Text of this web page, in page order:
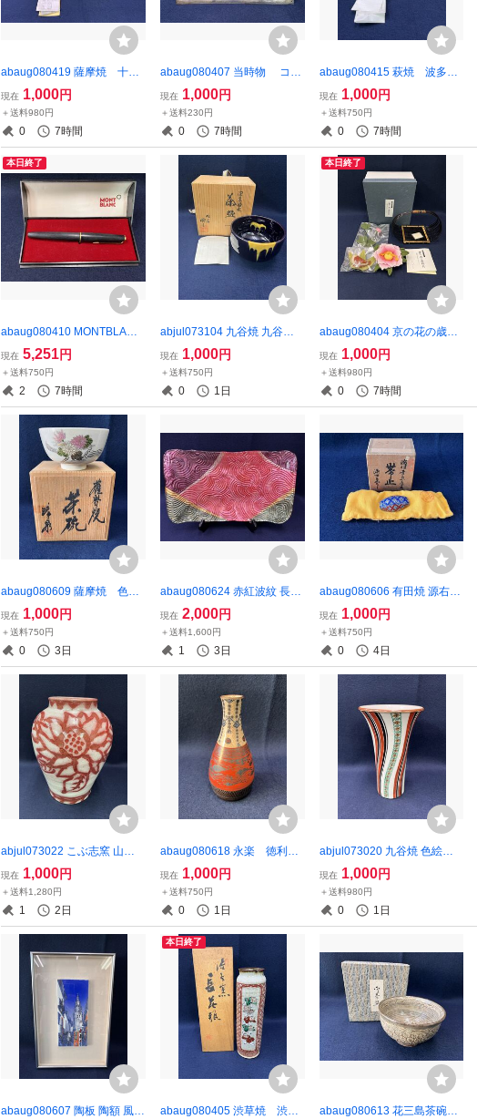
abaug080419 薩摩焼 十五
代 沈寿官 青釉 麦酒杯 酒器
陶芸
現在 1,000円
＋送料980円
0 7時間
abaug080407 当時物 コレ
クション レトロ 紀念
置物
現在 1,000円
＋送料230円
0 7時間
abaug080415 萩焼 波多野
善蔵 萩湯呑 茶道具 夫婦湯呑
現在 1,000円
＋送料750円
0 7時間
本日終了
abaug080410 MONTBLANC
585刻印 万年筆 文房具 筆記
用具
現在 5,251円
＋送料750円
2 7時間
abjul073104 九谷焼 九谷昭
三 深厚釉 茶碗 茶道具 抹茶碗
現在 1,000円
＋送料750円
0 1日
本日終了
abaug080404 京の花の歳時
記 十二月 寒牡丹 置物
郷土玩具 インテリア
現在 1,000円
＋送料980円
0 7時間
abaug080609 薩摩焼 色
絵 花模様 茶碗 抹茶碗 茶
道具 在銘 珠泉
現在 1,000円
＋送料750円
0 3日
abaug080624 赤紅波紋 長角
皿 飾皿 大皿 在銘 坂田
甚内 ガラス工芸
現在 2,000円
＋送料1,600円
1 3日
abaug080606 有田焼 源右衛
門窯 染付 唐草紋 帯留め 和装
小物
現在 1,000円
＋送料750円
0 4日
abjul073022 こぶ志窯 山岡
三秋 釉裏紅 花瓶 花器 華道具
現在 1,000円
＋送料1,280円
1 2日
abaug080618 永楽 徳利
赤絵 一輪挿し 茶道具
現在 1,000円
＋送料750円
0 1日
abjul073020 九谷焼 色絵
花瓶 花器 花入 在銘 和風
現在 1,000円
＋送料980円
0 1日
abaug080607 陶板 陶額 風景
本日終了
abaug080405 渋草焼 渋草
abaug080613 花三島茶碗